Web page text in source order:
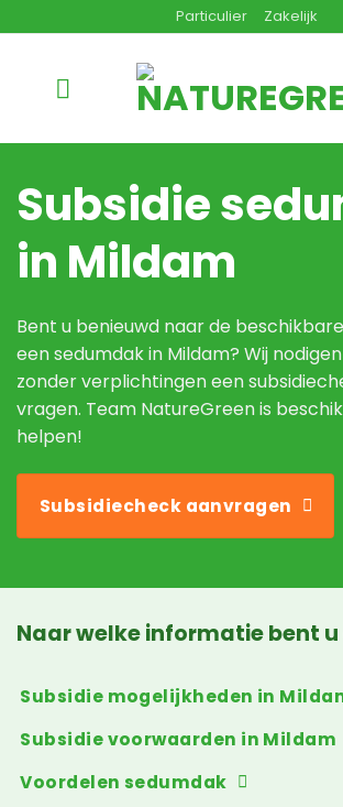
naar
Particulier Zakelijk
Subsidie
in Mildam
Bent u benieuwd naar de
een sedumdak in Mildam? Wij
zonder verplichtingen een
vragen. Team NatureGreen is
helpen!
Subsidiecheck aanvragen
Naar welke informatie bent u
Subsidie mogelijkheden in
Subsidie voorwaarden in Mildam
Voordelen sedumdak